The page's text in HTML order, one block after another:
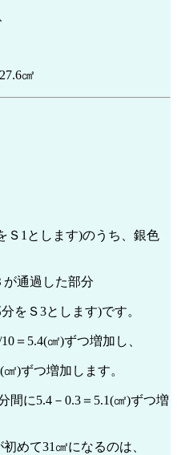
㎠
Ｓ1とします)のうち、銀色
が通過した部分
をＳ3とします)です。
＝5.4(㎠)ずつ増加し、
)ずつ増加します。
間に5.4－0.3＝5.1(㎠)ずつ増
めて31㎠になるのは、